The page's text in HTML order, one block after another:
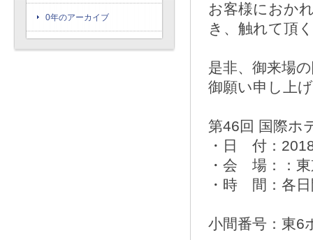
お客様におか
き、触れて頂
是非、御来場
御願い申し上
第46回 国際ホ
・日 付：
・会 場：：
・時 間：各
小間番号：東6
0年のアーカイブ